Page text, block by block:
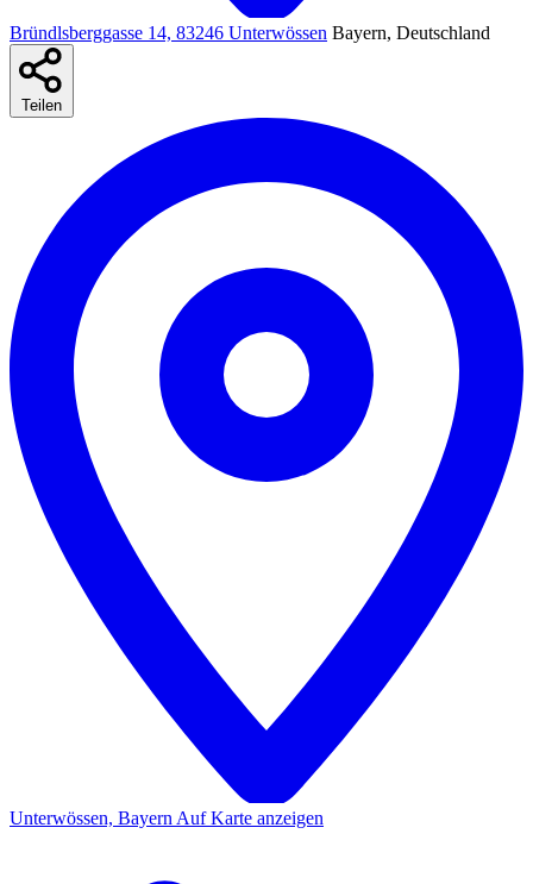
Bründlsberggasse 14, 83246 Unterwössen Bayern, Deutschland
Teilen
Unterwössen, Bayern Auf Karte anzeigen